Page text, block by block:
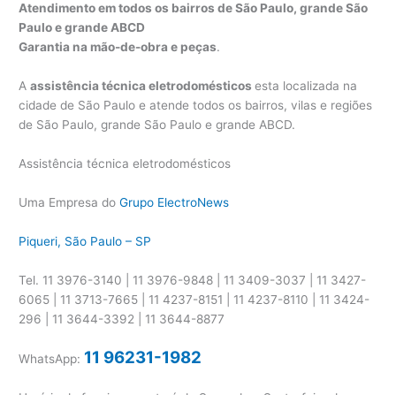
Atendimento em todos os bairros de São Paulo, grande São
Paulo e grande ABCD
Garantia na mão-de-obra e peças.
Aassistência técnica eletrodomésticosesta localizada na
cidade de São Paulo e atende todos os bairros, vilas e regiões
de São Paulo, grande São Paulo e grande ABCD.
Assistência técnica eletrodomésticos
Uma Empresa doGrupo ElectroNews
Piqueri, São Paulo – SP
Tel. 11 3976-3140 | 11 3976-9848 | 11 3409-3037 | 11 3427-
6065 | 11 3713-7665 | 11 4237-8151 | 11 4237-8110 | 11 3424-
296 | 11 3644-3392 | 11 3644-8877
WhatsApp: 11 96231-1982